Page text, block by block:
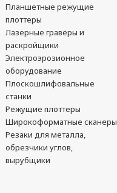
Планшетные режущие
плоттеры
Лазерные гравёры и
раскройщики
Электроэрозионное
оборудование
Плоскошлифовальные
станки
Режущие плоттеры
Широкоформатные сканеры
Резаки для металла,
обрезчики углов,
вырубщики